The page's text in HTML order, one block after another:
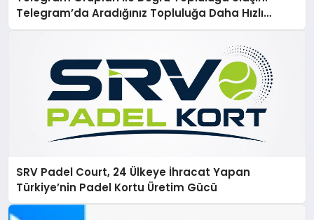
Telegram’da Aradığınız Topluluğa Daha Hızlı
Ulaşın
SRV Padel Court, 24 Ülkeye İhracat Yapan
Türkiye’nin Padel Kortu Üretim Gücü